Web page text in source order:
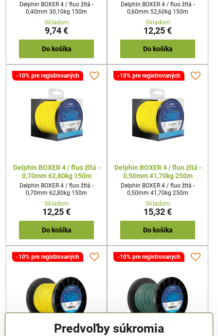
Delphin BOXER 4 / fluo žltá -
0,40mm 30,10kg 150m
Skladom
9,74 €
Do košíka
Delphin BOXER 4 / fluo žltá -
0,60mm 52,60kg 150m
Skladom
12,25 €
Do košíka
-10% pre registrovaných
Delphin BOXER 4 / fluo žltá -
0,70mm 62,80kg 150m
Delphin BOXER 4 / fluo žltá -
0,70mm 62,80kg 150m
Skladom
12,25 €
Do košíka
-10% pre registrovaných
Delphin BOXER 4 / fluo žltá -
0,50mm 41,70kg 250m
Delphin BOXER 4 / fluo žltá -
0,50mm 41,70kg 250m
Skladom
15,32 €
Do košíka
-10% pre registrovaných -10% pre registrovaných
Predvoľby súkromia